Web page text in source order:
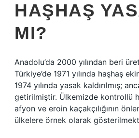
HAŞHAŞ
MI?
Anadolu’da 2000 yılından beri
Türkiye’de 1971 yılında haşhaş
1974 yılında yasak kaldırılmış;
getirilmiştir. Ülkemizde kontrollü
afyon ve eroin kaçakçılığının
ülkelere örnek olarak